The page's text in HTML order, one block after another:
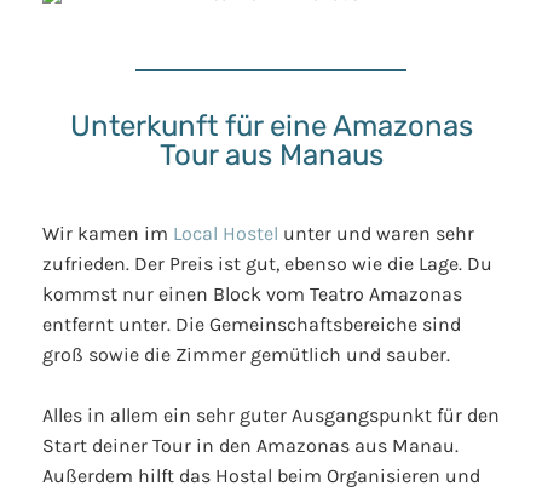
Unterkunft für eine Amazonas
Tour aus Manaus
Wir kamen im Local Hostel unter und waren sehr
zufrieden. Der Preis ist gut, ebenso wie die Lage. Du
kommst nur einen Block vom Teatro Amazonas
entfernt unter. Die Gemeinschaftsbereiche sind
groß sowie die Zimmer gemütlich und sauber.
Alles in allem ein sehr guter Ausgangspunkt für den
Start deiner Tour in den Amazonas aus Manau.
Außerdem hilft das Hostal beim Organisieren und